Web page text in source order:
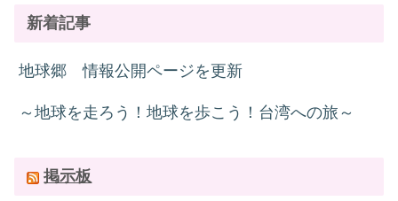
新着記事
地球郷 情報公開ページを更新
～地球を走ろう！地球を歩こう！台湾への旅～
掲示板